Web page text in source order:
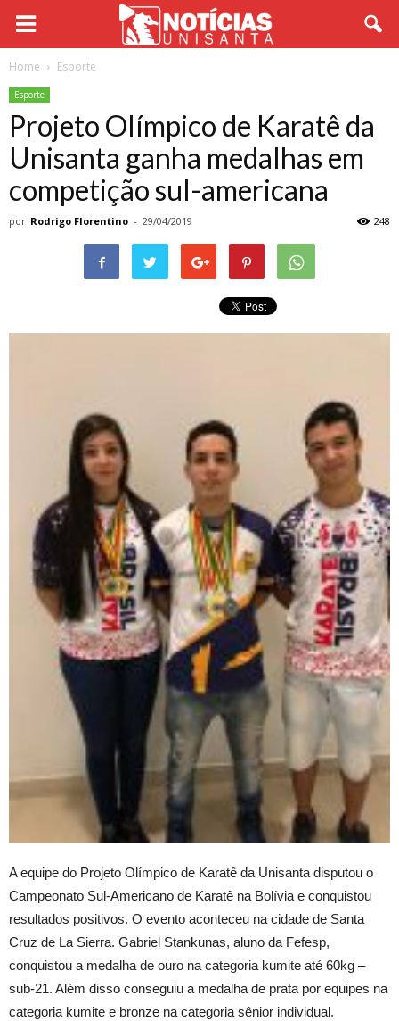
Home Esporte
Esporte
Projeto Olímpico de Karatê da
Unisanta ganha medalhas em
competição sul-americana
por Rodrigo Florentino - 29/04/2019 248
A equipe do Projeto Olímpico de Karatê da Unisanta disputou o
Campeonato Sul-Americano de Karatê na Bolívia e conquistou
resultados positivos. O evento aconteceu na cidade de Santa
Cruz de La Sierra. Gabriel Stankunas, aluno da Fefesp,
conquistou a medalha de ouro na categoria kumite até 60kg –
sub-21. Além disso conseguiu a medalha de prata por equipes na
categoria kumite e bronze na categoria sênior individual.